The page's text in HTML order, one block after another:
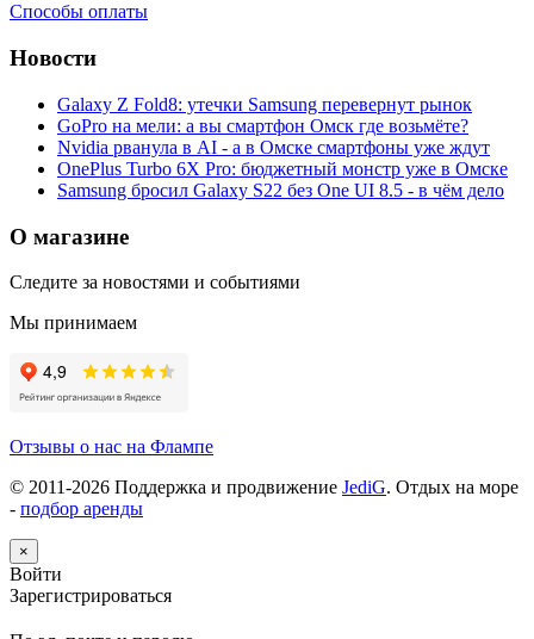
Способы оплаты
Новости
Galaxy Z Fold8: утечки Samsung перевернут рынок
GoPro на мели: а вы смартфон Омск где возьмёте?
Nvidia рванула в AI - а в Омске смартфоны уже ждут
OnePlus Turbo 6X Pro: бюджетный монстр уже в Омске
Samsung бросил Galaxy S22 без One UI 8.5 - в чём дело
О магазине
Следите за новостями и событиями
Мы принимаем
Отзывы о нас на Флампе
© 2011-2026 Поддержка и продвижение JediG. Отдых на море
- подбор аренды
×
Войти
Зарегистрироваться